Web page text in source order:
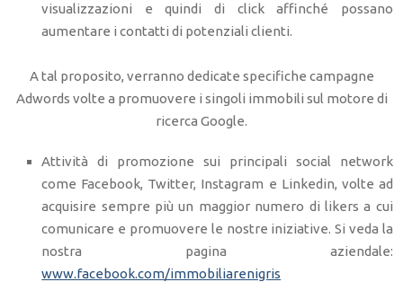
visualizzazioni e quindi di click affinché possano
aumentare i contatti di potenziali clienti.
A tal proposito, verranno dedicate specifiche campagne
Adwords volte a promuovere i singoli immobili sul motore di
ricerca Google.
Attività di promozione sui principali social network
come Facebook, Twitter, Instagram e Linkedin, volte ad
acquisire sempre più un maggior numero di likers a cui
comunicare e promuovere le nostre iniziative. Si veda la
nostra pagina aziendale:
www.facebook.com/immobiliarenigris